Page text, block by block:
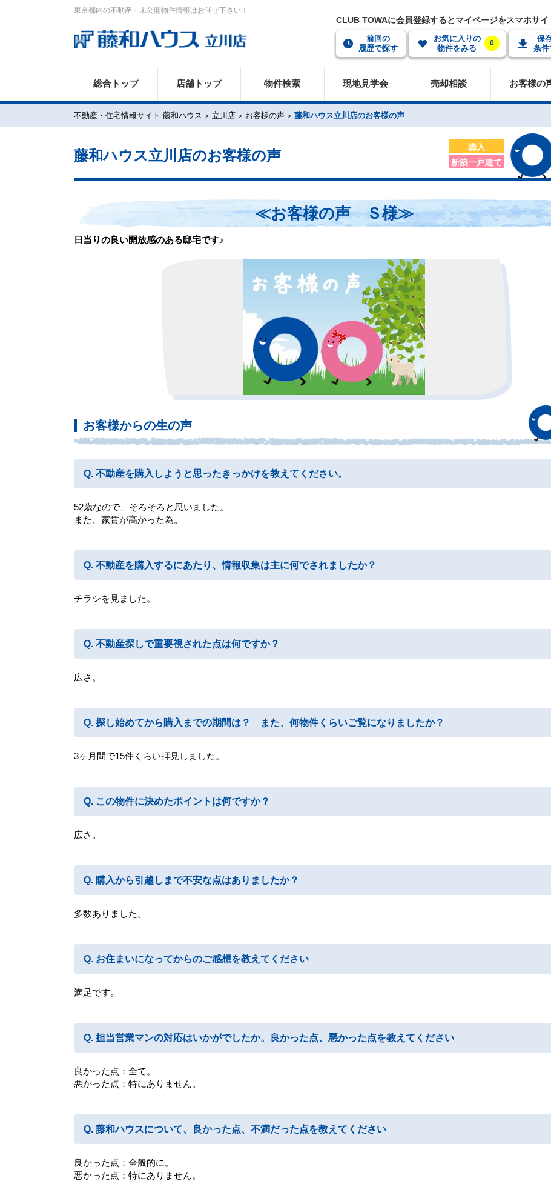
東京都内の不動産・未公開物件情報はお任せ下さい！
CLUB TOWAに会員登録するとマイページをスマホサイ
前回の
履歴で探す
お気に入りの
物件をみる
0
保
条件
総合トップ 店舗トップ 物件検索 現地見学会 売却相談 お客様の
不動産・住宅情報サイト 藤和ハウス 立川店 お客様の声 藤和ハウス立川店のお客様の声
藤和ハウス立川店のお客様の声
購入
新築一戸建て
≪お客様の声 Ｓ様≫
日当りの良い開放感のある邸宅です♪
お客様からの生の声
不動産を購入しようと思ったきっかけを教えてください。
52歳なので、そろそろと思いました。
また、家賃が高かった為。
不動産を購入するにあたり、情報収集は主に何でされましたか？
チラシを見ました。
不動産探しで重要視された点は何ですか？
広さ。
探し始めてから購入までの期間は？ また、何物件くらいご覧になりましたか？
3ヶ月間で15件くらい拝見しました。
この物件に決めたポイントは何ですか？
広さ。
購入から引越しまで不安な点はありましたか？
多数ありました。
お住まいになってからのご感想を教えてください
満足です。
担当営業マンの対応はいかがでしたか。良かった点、悪かった点を教えてください
良かった点：全て。
悪かった点：特にありません。
藤和ハウスについて、良かった点、不満だった点を教えてください
良かった点：全般的に。
悪かった点：特にありません。